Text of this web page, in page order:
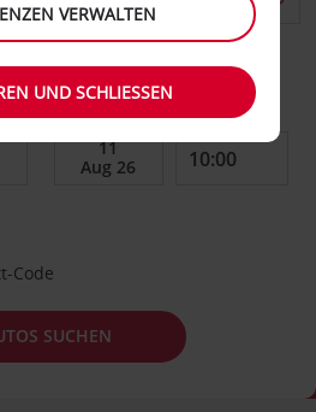
Code
SUCHEN
VERWALTEN
UND SCHLIESSEN